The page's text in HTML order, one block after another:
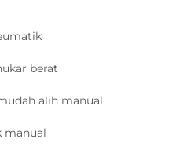
berat
alih manual
manual